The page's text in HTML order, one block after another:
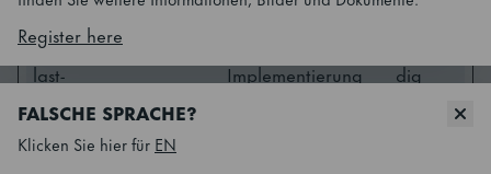
yt-icons-
last-
purged
[x2]
Implementierung
dig
Register here
FALSCHE SPRACHE?
Klicken Sie hier für EN